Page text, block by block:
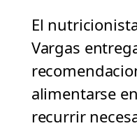
El
Vargas
alimentarse
recurrir